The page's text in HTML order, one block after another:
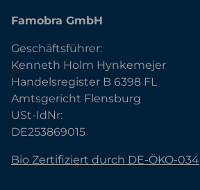
Famobra GmbH
Geschäftsführer:
Kenneth Holm Hynkemejer
Handelsregister B 6398 FL
Amtsgericht Flensburg
USt-IdNr:
DE253869015
Bio Zertifiziert durch DE-ÖKO-034